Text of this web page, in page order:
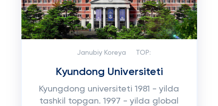
Janubiy Koreya TOP:
Kyundong Universiteti
Kyungdong universiteti 1981 - yilda
tashkil topgan. 1997 - yilda global